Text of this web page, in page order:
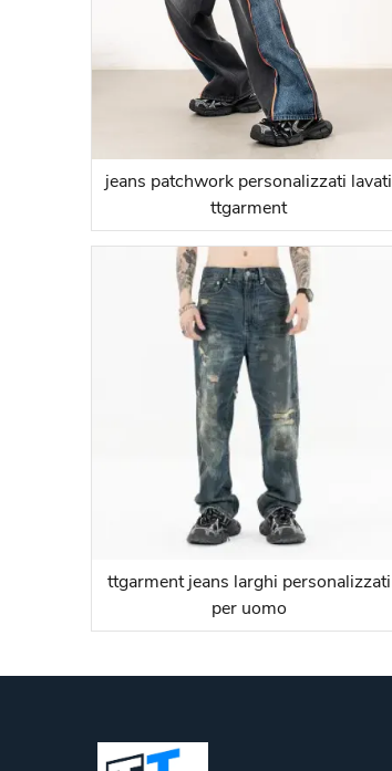
jeans patchwork personalizzati lavati
ttgarment
ttgarment jeans larghi personalizzati
per uomo